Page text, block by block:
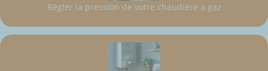
Régler la pression de votre chaudière à gaz